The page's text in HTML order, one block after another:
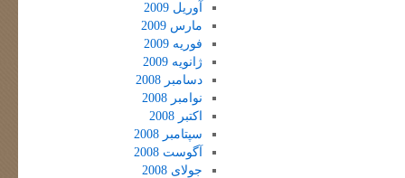
آوریل 2009
مارس 2009
فوریه 2009
ژانویه 2009
دسامبر 2008
نوامبر 2008
اکتبر 2008
سپتامبر 2008
آگوست 2008
جولای 2008